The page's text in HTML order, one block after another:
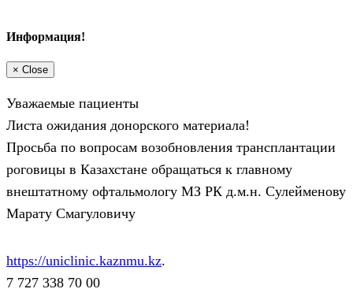
Информация!
× Close
Уважаемые пациенты
Листа ожидания донорского материала!
Просьба по вопросам возобновления трансплантации
роговицы в Казахстане обращаться к главному
внештатному офтальмологу МЗ РК д.м.н. Сулейменову
Марату Смагуловичу
https://uniclinic.kaznmu.kz.
7 727 338 70 00